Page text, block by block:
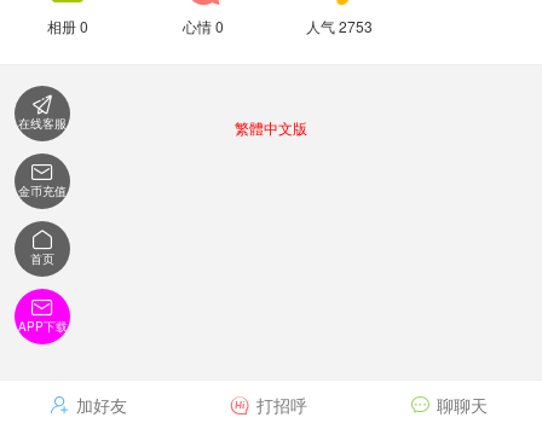
相册 0 心情 0 人气 2753
 加好友  打招呼  聊聊天
繁體中文版

在线客服

金币充值

首页

APP下载